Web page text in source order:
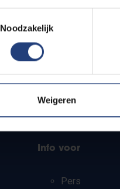
Noodzakelijk
Weigeren
Info voor
Pers